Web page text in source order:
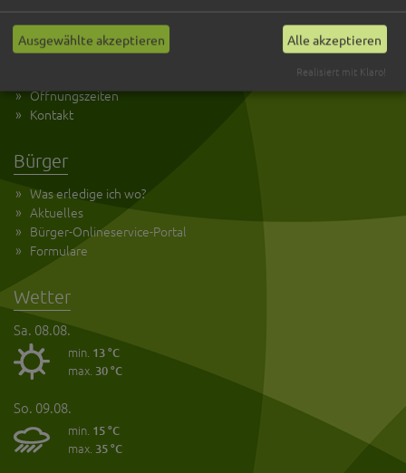
Service
Kultur und Tourismus
Öffnungszeiten
Kontakt
Bürger
Was erledige ich wo?
Aktuelles
Bürger-Onlineservice-Portal
Formulare
Wetter
Sa. 08.08.
min. 13 °C
max.30 °C
So. 09.08.
min. 15 °C
max.35 °C
Ausgewählte akzeptieren Alle akzeptieren
Realisiert mit Klaro!